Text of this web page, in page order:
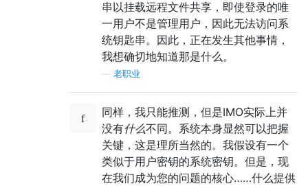
串以挂载远程文件共享，即使登录的唯
一用户不是管理用户，因此无法访问系
统钥匙串。因此，正在发生其他事情，
我想确切地知道那是什么。
老职业
同样，我只能推测，但是IMO实际上并
没有什么不同。系统本身显然可以把握
关键，这是理所当然的。我假设有一个
类似于用户密钥的系统密钥。但是，现
在我们成为您的问题的核心……什么提供